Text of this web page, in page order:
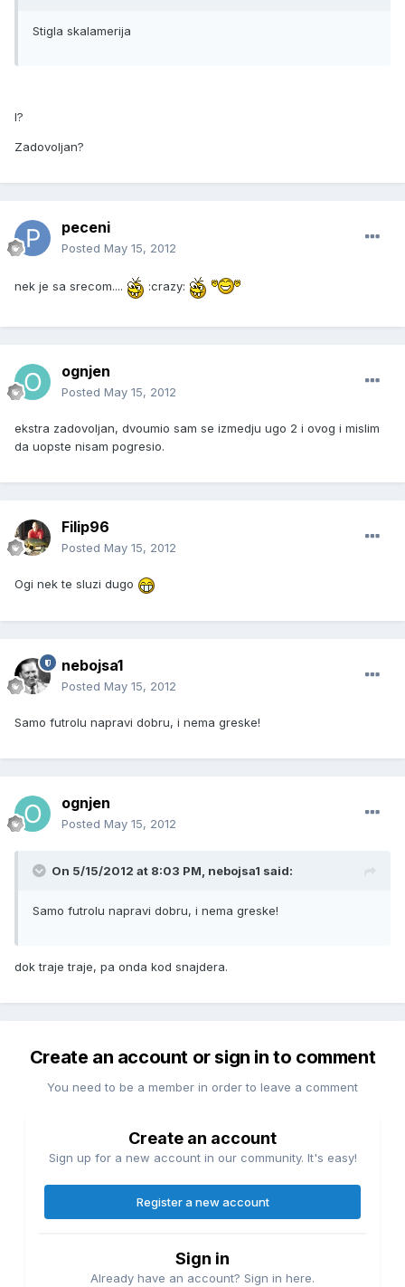
Stigla skalamerija
I?
Zadovoljan?
peceni
Posted May 15, 2012
nek je sa srecom.... :crazy:
ognjen
Posted May 15, 2012
ekstra zadovoljan, dvoumio sam se izmedju ugo 2 i ovog i mislim
da uopste nisam pogresio.
Filip96
Posted May 15, 2012
Ogi nek te sluzi dugo
nebojsa1
Posted May 15, 2012
Samo futrolu napravi dobru, i nema greske!
ognjen
Posted May 15, 2012
On 5/15/2012 at 8:03 PM, nebojsa1 said:
Samo futrolu napravi dobru, i nema greske!
dok traje traje, pa onda kod snajdera.
Create an account or sign in to comment
You need to be a member in order to leave a comment
Create an account
Sign up for a new account in our community. It's easy!
Register a new account
Sign in
Already have an account? Sign in here.